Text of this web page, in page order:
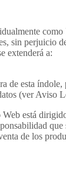
sin perjuicio
extenderá a:
esta
(ver Aviso
está
de los